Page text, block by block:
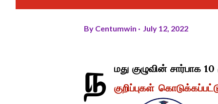
By Centumwin July 12, 2022
ந
மது குழுவின் சார்பாக
குறிப்புகள்